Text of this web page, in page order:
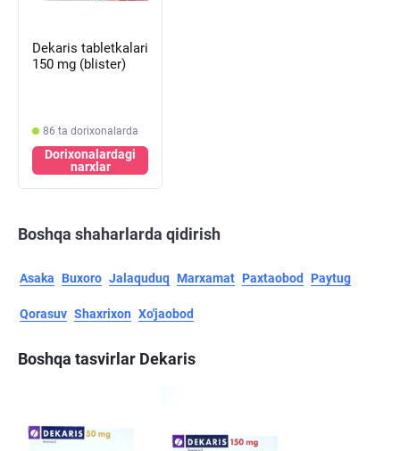
Dekaris tabletkalari
150 mg (blister)
86 ta dorixonalarda
Dorixonalardagi
narxlar
Boshqa shaharlarda qidirish
Asaka Buxoro Jalaquduq Marxamat Paxtaobod Paytug
Qorasuv Shaxrixon Xo'jaobod
Boshqa tasvirlar Dekaris